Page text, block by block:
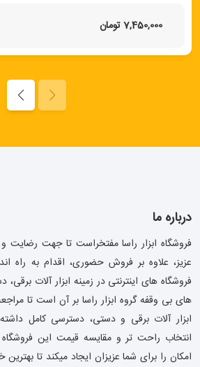
7,450,000 تومان
درباره ما
فروشگاه ابزار راسا مفتخراست تا جهت رضایت
عزیز، علاوه بر فروش حضوری، اقدام به راه
فروشگاه های اینترنتی در زمینه ابزار آلات
های بی وقفه گروه ابزار راسا بر آن است تا
ابزار آلات برقی و دستی، دسترسی کامل
انتخاب راحت تر و مقایسه قیمت این فروشگاه
امکان را برای شما عزیزان ایجاد میکند تا بهترین